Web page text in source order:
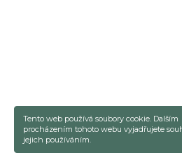
Tento web používá soubory cookie. Dalším
procházením tohoto webu vyjadřujete
jejich používáním.